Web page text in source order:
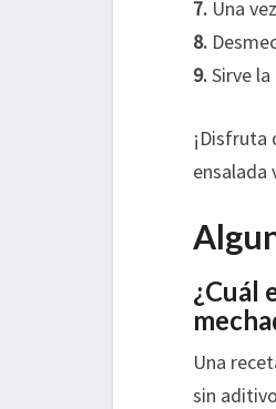
7. Una
8.
9.Sirve
¡Disfruta
ensalada
¿Cuál
Una
sin